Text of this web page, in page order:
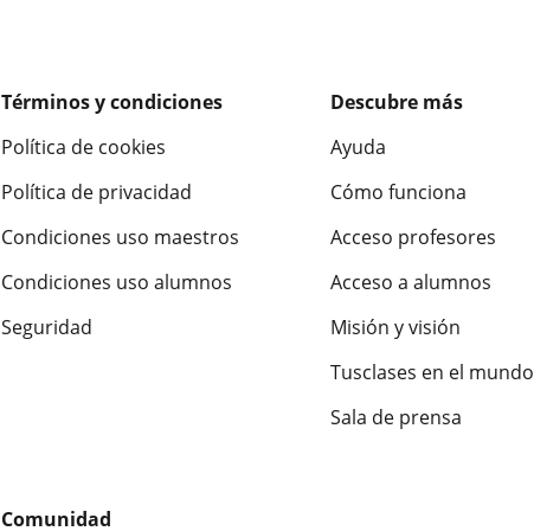
Términos y condiciones
Política de cookies
Política de privacidad
Condiciones uso maestros
Condiciones uso alumnos
Seguridad
Descubre más
Ayuda
Cómo funciona
Acceso profesores
Acceso a alumnos
Misión y visión
Tusclases en el mundo
Sala de prensa
Comunidad